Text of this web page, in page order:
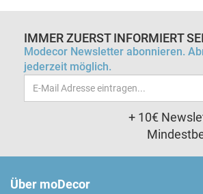
IMMER ZUERST INFORMIERT
Modecor Newsletter abonnieren.
jederzeit möglich.
Email-
Adresse
+ 10€
Über moDecor